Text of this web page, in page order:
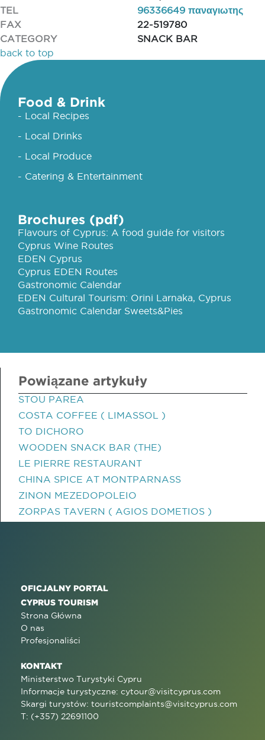
TEL
96336649 παναγιωτης
FAX
22-519780
CATEGORY
SNACK BAR
back to top
Food & Drink
- Local Recipes
- Local Drinks
- Local Produce
- Catering & Entertainment
Brochures (pdf)
Flavours of Cyprus: A food guide for visitors
Cyprus Wine Routes
EDEN Cyprus
Cyprus EDEN Routes
Gastronomic Calendar
EDEN Cultural Tourism: Orini Larnaka, Cyprus
Gastronomic Calendar Sweets&Pies
Powiązane artykuły
STOU PAREA
COSTA COFFEE ( LIMASSOL )
TO DICHORO
WOODEN SNACK BAR (THE)
LE PIERRE RESTAURANT
CHINA SPICE AT MONTPARNASS
ZINON MEZEDOPOLEIO
ZORPAS TAVERN ( AGIOS DOMETIOS )
OFICJALNY PORTAL
CYPRUS TOURISM
Strona Główna
O nas
Profesjonaliści
KONTAKT
Ministerstwo Turystyki Cypru
Informacje turystyczne: cytour@visitcyprus.com
Skargi turystów: touristcomplaints@visitcyprus.com
T: (+357) 22691100